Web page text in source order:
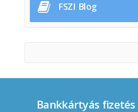
FSZI Blog
Bankkártyás fizetés